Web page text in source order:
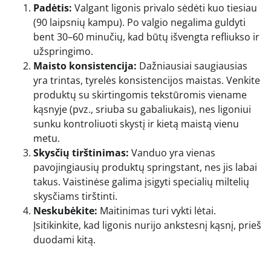
Padėtis: Valgant ligonis privalo sėdėti kuo tiesiau
(90 laipsnių kampu). Po valgio negalima guldyti
bent 30–60 minučių, kad būtų išvengta refliukso ir
užspringimo.
Maisto konsistencija: Dažniausiai saugiausias
yra trintas, tyrelės konsistencijos maistas. Venkite
produktų su skirtingomis tekstūromis viename
kąsnyje (pvz., sriuba su gabaliukais), nes ligoniui
sunku kontroliuoti skystį ir kietą maistą vienu
metu.
Skysčių tirštinimas: Vanduo yra vienas
pavojingiausių produktų springstant, nes jis labai
takus. Vaistinėse galima įsigyti specialių miltelių
skysčiams tirštinti.
Neskubėkite: Maitinimas turi vykti lėtai.
Įsitikinkite, kad ligonis nurijo ankstesnį kąsnį, prieš
duodami kitą.